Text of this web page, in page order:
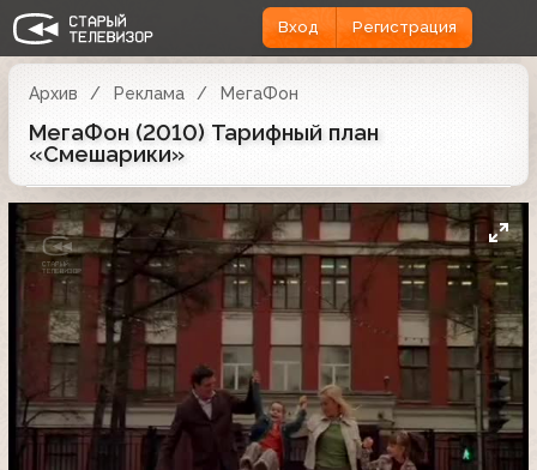
Вход Регистрация
Архив Реклама МегаФон
МегаФон (2010) Тарифный план
«Смешарики»